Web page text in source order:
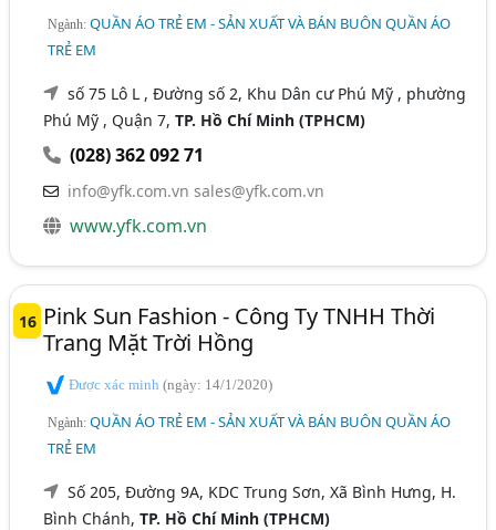
Ngành:QUẦN ÁO TRẺ EM - SẢN XUẤT VÀ BÁN BUÔN QUẦN ÁO
TRẺ EM
số 75 Lô L , Đường số 2, Khu Dân cư Phú Mỹ , phường
Phú Mỹ , Quận 7,TP. Hồ Chí Minh (TPHCM)
(028) 362 092 71
info@yfk.com.vn sales@yfk.com.vn
www.yfk.com.vn
16 Pink Sun Fashion - Công Ty TNHH Thời
Trang Mặt Trời Hồng
Được xác minh(ngày: 14/1/2020)
Ngành:QUẦN ÁO TRẺ EM - SẢN XUẤT VÀ BÁN BUÔN QUẦN ÁO
TRẺ EM
Số 205, Đường 9A, KDC Trung Sơn, Xã Bình Hưng, H.
Bình Chánh,TP. Hồ Chí Minh (TPHCM)